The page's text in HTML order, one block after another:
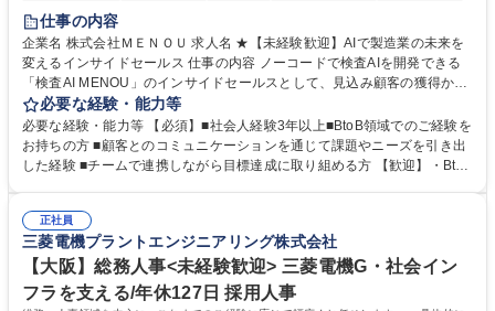
時短勤務あり
駅近5分以内
土日祝休み 服装自由
仕事の内容
企業名 株式会社ＭＥＮＯＵ 求人名 ★【未経験歓迎】AIで製造業の未来を
変えるインサイドセールス 仕事の内容 ノーコードで検査AIを開発できる
「検査AI MENOU」のインサイドセールスとして、見込み顧客の獲得から
商談機会の創出までを担っていただきます。マーケティングとフィールド
セールスをつなぐ役割として、 適切なタイミングで顧客とコミュニケーシ
ョンを取りながら、受注につながる商談機会の最大化を目指します。 【具
体的な仕事内容】 リードへの電話・メールによるアプローチ/リードナー
実行/フィールドセールスへの案件連携 募集職種 ★【未経験歓迎】AIで製
造業の未来を変えるインサイドセールス
必要な経験・能力等
必要な経験・能力等 【必須】■社会人経験3年以上■BtoB領域でのご経験を
お持ちの方 ■顧客とのコミュニケーションを通じて課題やニーズを引き出
した経験 ■チームで連携しながら目標達成に取り組める方 【歓迎】・BtoB
企画・実行経験 ・CRM・リードナーチャリングに関する知見 ・データを
もとに営業プロセスを改善した経験 学歴・資格 学歴：大学院 大学 高専 短
大 専修学校 高校 語学力： 資格：
正社員
三菱電機プラントエンジニアリング株式会社
【大阪】総務人事<未経験歓迎> 三菱電機G・社会イン
フラを支える/年休127日 採用人事